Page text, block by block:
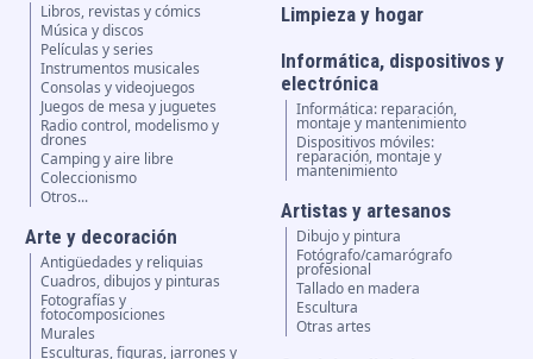
Libros, revistas y cómics
Música y discos
Películas y series
Instrumentos musicales
Consolas y videojuegos
Juegos de mesa y juguetes
Radio control, modelismo y
drones
Camping y aire libre
Coleccionismo
Otros...
Arte y decoración
Antigüedades y reliquias
Cuadros, dibujos y pinturas
Fotografías y
fotocomposiciones
Murales
Esculturas, figuras, jarrones y
Limpieza y hogar
Informática, dispositivos y
electrónica
Informática: reparación,
montaje y mantenimiento
Dispositivos móviles:
reparación, montaje y
mantenimiento
Artistas y artesanos
Dibujo y pintura
Fotógrafo/camarógrafo
profesional
Tallado en madera
Escultura
Otras artes